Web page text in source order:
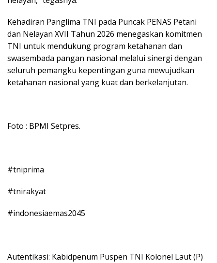
Kehadiran Panglima TNI pada Puncak PENAS Petani
dan Nelayan XVII Tahun 2026 menegaskan komitmen
TNI untuk mendukung program ketahanan dan
swasembada pangan nasional melalui sinergi dengan
seluruh pemangku kepentingan guna mewujudkan
ketahanan nasional yang kuat dan berkelanjutan.
Foto : BPMI Setpres.
#tniprima
#tnirakyat
#indonesiaemas2045
Autentikasi: Kabidpenum Puspen TNI Kolonel Laut (P)